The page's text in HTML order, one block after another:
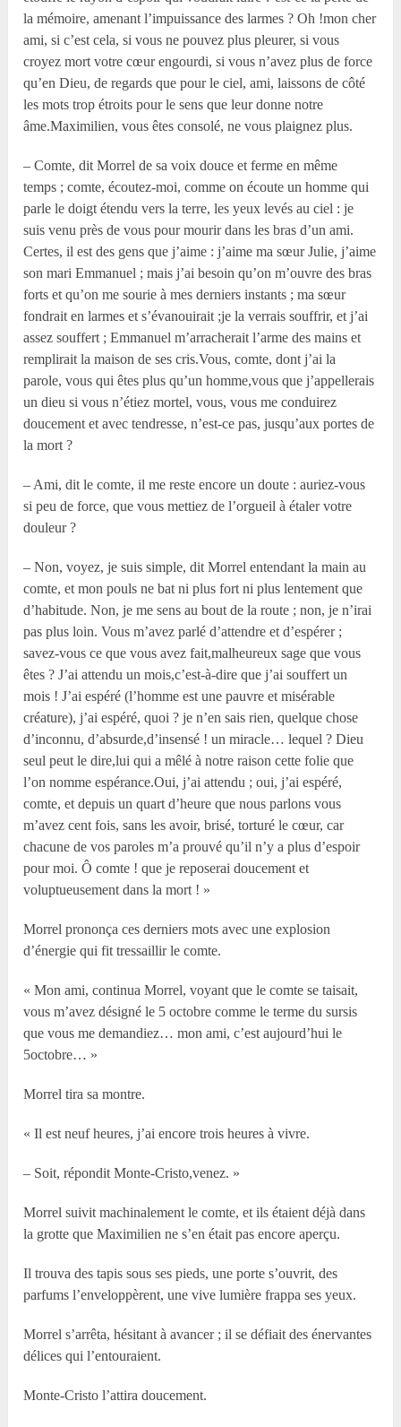
la mémoire, amenant l’impuissance des larmes ? Oh !mon cher
ami, si c’est cela, si vous ne pouvez plus pleurer, si vous
croyez mort votre cœur engourdi, si vous n’avez plus de force
qu’en Dieu, de regards que pour le ciel, ami, laissons de côté
les mots trop étroits pour le sens que leur donne notre
âme.Maximilien, vous êtes consolé, ne vous plaignez plus.
– Comte, dit Morrel de sa voix douce et ferme en même
temps ; comte, écoutez-moi, comme on écoute un homme qui
parle le doigt étendu vers la terre, les yeux levés au ciel : je
suis venu près de vous pour mourir dans les bras d’un ami.
Certes, il est des gens que j’aime : j’aime ma sœur Julie, j’aime
son mari Emmanuel ; mais j’ai besoin qu’on m’ouvre des bras
forts et qu’on me sourie à mes derniers instants ; ma sœur
fondrait en larmes et s’évanouirait ;je la verrais souffrir, et j’ai
assez souffert ; Emmanuel m’arracherait l’arme des mains et
remplirait la maison de ses cris.Vous, comte, dont j’ai la
parole, vous qui êtes plus qu’un homme,vous que j’appellerais
un dieu si vous n’étiez mortel, vous, vous me conduirez
doucement et avec tendresse, n’est-ce pas, jusqu’aux portes de
la mort ?
– Ami, dit le comte, il me reste encore un doute : auriez-vous
si peu de force, que vous mettiez de l’orgueil à étaler votre
douleur ?
– Non, voyez, je suis simple, dit Morrel entendant la main au
comte, et mon pouls ne bat ni plus fort ni plus lentement que
d’habitude. Non, je me sens au bout de la route ; non, je n’irai
pas plus loin. Vous m’avez parlé d’attendre et d’espérer ;
savez-vous ce que vous avez fait,malheureux sage que vous
êtes ? J’ai attendu un mois,c’est-à-dire que j’ai souffert un
mois ! J’ai espéré (l’homme est une pauvre et misérable
créature), j’ai espéré, quoi ? je n’en sais rien, quelque chose
d’inconnu, d’absurde,d’insensé ! un miracle… lequel ? Dieu
seul peut le dire,lui qui a mêlé à notre raison cette folie que
l’on nomme espérance.Oui, j’ai attendu ; oui, j’ai espéré,
comte, et depuis un quart d’heure que nous parlons vous
m’avez cent fois, sans les avoir, brisé, torturé le cœur, car
chacune de vos paroles m’a prouvé qu’il n’y a plus d’espoir
pour moi. Ô comte ! que je reposerai doucement et
voluptueusement dans la mort ! »
Morrel prononça ces derniers mots avec une explosion
d’énergie qui fit tressaillir le comte.
« Mon ami, continua Morrel, voyant que le comte se taisait,
vous m’avez désigné le 5 octobre comme le terme du sursis
que vous me demandiez… mon ami, c’est aujourd’hui le
5octobre… »
Morrel tira sa montre.
« Il est neuf heures, j’ai encore trois heures à vivre.
– Soit, répondit Monte-Cristo,venez. »
Morrel suivit machinalement le comte, et ils étaient déjà dans
la grotte que Maximilien ne s’en était pas encore aperçu.
Il trouva des tapis sous ses pieds, une porte s’ouvrit, des
parfums l’enveloppèrent, une vive lumière frappa ses yeux.
Morrel s’arrêta, hésitant à avancer ; il se défiait des énervantes
délices qui l’entouraient.
Monte-Cristo l’attira doucement.